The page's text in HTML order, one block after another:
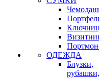
ОДЕЖДА
Блузки,
рубашки,